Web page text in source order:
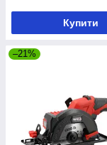
Купити
–21%